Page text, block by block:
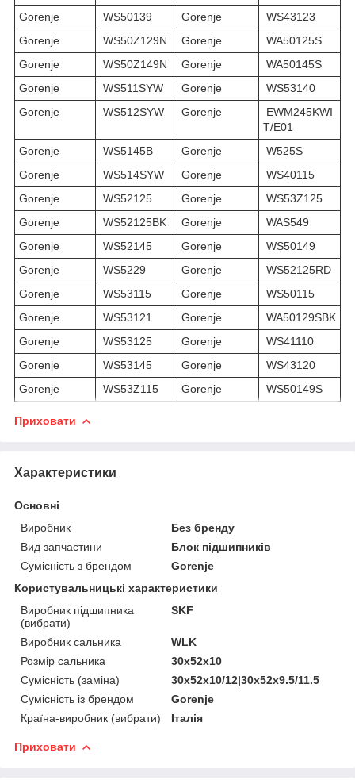
Gorenje WS50139 Gorenje
WS43123
Gorenje
WS50Z129N Gorenje
WA50125S
Gorenje
WS50Z149N Gorenje
WA50145S
Gorenje
WS511SYW Gorenje
WS53140
Gorenje
WS512SYW Gorenje
EWM245KWI
T/E01
Gorenje
WS5145B Gorenje
W525S
Gorenje
WS514SYW Gorenje
WS40115
Gorenje
WS52125 Gorenje
WS53Z125
Gorenje
WS52125BK Gorenje
WAS549
Gorenje
WS52145 Gorenje
WS50149
Gorenje
WS5229 Gorenje
WS52125RD
Gorenje
WS53115 Gorenje
WS50115
Gorenje
WS53121 Gorenje
WA50129SBK
Gorenje
WS53125 Gorenje
WS41110
Gorenje
WS53145 Gorenje
WS43120
Gorenje
WS53Z115 Gorenje WS50149S
Приховати
Характеристики
Основні
Виробник
Без бренду
Вид запчастини
Блок підшипників
Сумісність з брендом
Gorenje
Користувальницькі характеристики
Виробник підшипника
(вибрати)
SKF
Виробник сальника
WLK
Розмір сальника
30x52x10
Сумісність (заміна)
30x52x10/12|30x52x9.5/11.5
Сумісність із брендом
Gorenje
Країна-виробник (вибрати)
Італія
Приховати